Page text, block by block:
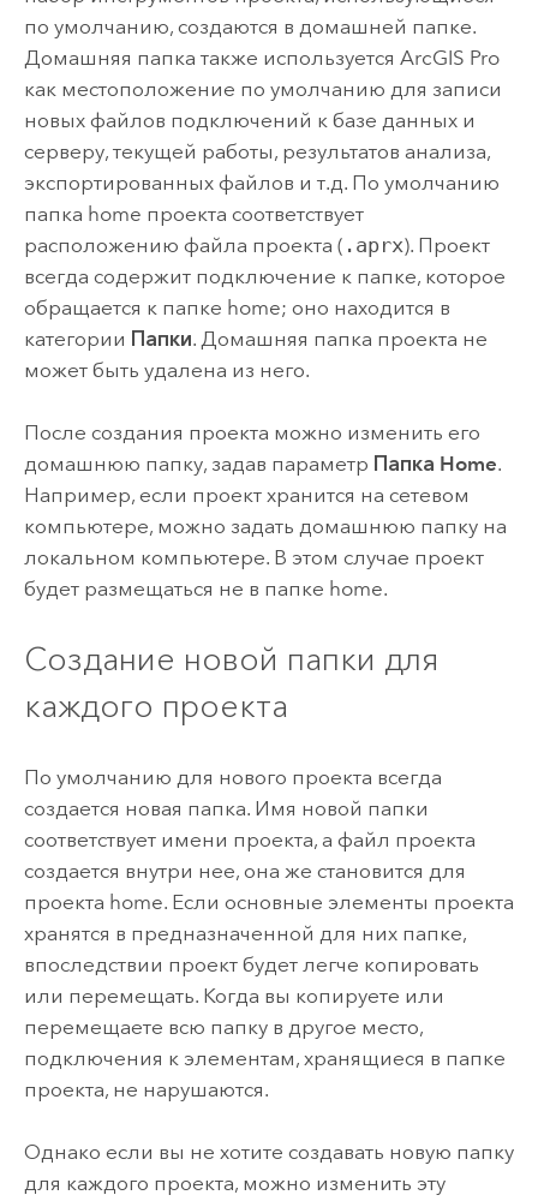
по умолчанию, создаются в домашней папке.
Домашняя папка также используется ArcGIS Pro
как местоположение по умолчанию для записи
новых файлов подключений к базе данных и
серверу, текущей работы, результатов анализа,
экспортированных файлов и т.д. По умолчанию
папка home проекта соответствует
расположению файла проекта ( .aprx). Проект
всегда содержит подключение к папке, которое
обращается к папке home; оно находится в
категории Папки. Домашняя папка проекта не
может быть удалена из него.
После создания проекта можно изменить его
домашнюю папку, задав параметр Папка Home.
Например, если проект хранится на сетевом
компьютере, можно задать домашнюю папку на
локальном компьютере. В этом случае проект
будет размещаться не в папке home.
Создание новой папки для
каждого проекта
По умолчанию для нового проекта всегда
создается новая папка. Имя новой папки
соответствует имени проекта, а файл проекта
создается внутри нее, она же становится для
проекта home. Если основные элементы проекта
хранятся в предназначенной для них папке,
впоследствии проект будет легче копировать
или перемещать. Когда вы копируете или
перемещаете всю папку в другое место,
подключения к элементам, хранящиеся в папке
проекта, не нарушаются.
Однако если вы не хотите создавать новую папку
для каждого проекта, можно изменить эту